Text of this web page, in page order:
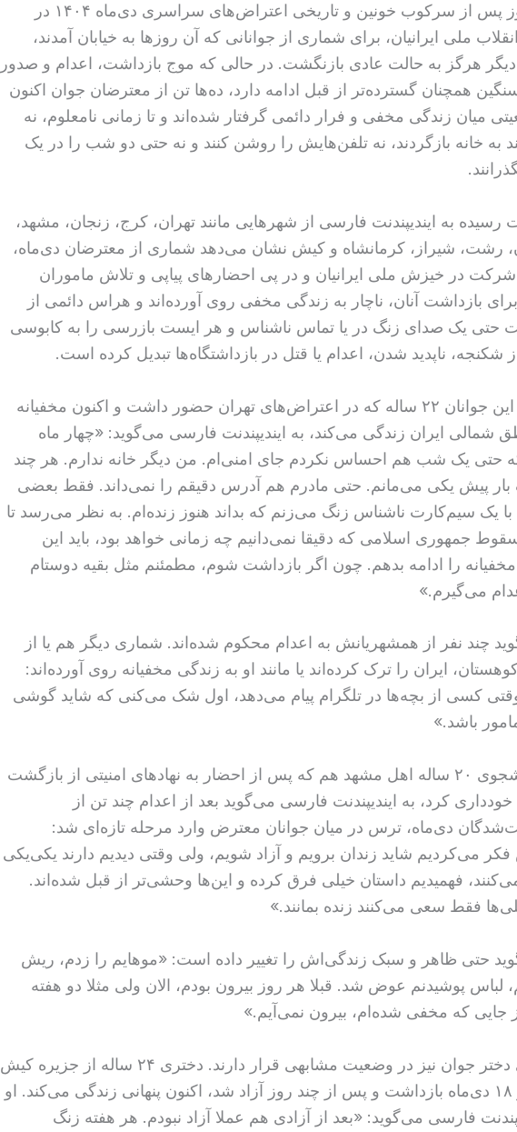
۱۱۷ روز پس از سرکوب خونین و تاریخی اعتراض‌های سراسری دی‌ماه ۱۴۰۴ در
ملی ایرانیان، برای شماری از جوانانی که آن روزها به خیابان آمدند،
هرگز به حالت عادی بازنگشت. در حالی‌ که موج بازداشت، اعدام و صدور
همچنان گسترده‌تر از قبل ادامه دارد، ده‌ها تن از معترضان جوان اکنون
میان زندگی مخفی و فرار دائمی گرفتار شده‌اند و تا زمانی نامعلوم، نه
به خانه‌ بازگردند، نه تلفن‌هایش را روشن کنند و نه حتی دو شب را در یک
رسیده به ایندیپندنت فارسی از شهرهایی مانند تهران، کرج، زنجان، مشهد،
رشت، شیراز، کرمانشاه و کیش نشان می‌دهد شماری از معترضان دی‌ماه،
در خیزش ملی ایرانیان و در پی احضارهای پیاپی و تلاش ماموران
برای بازداشت آنان، ناچار به زندگی مخفی روی آورده‌اند و هراس دائمی از
حتی یک صدای زنگ در یا تماس ناشناس و هر ایست بازرسی را به کابوسی
شکنجه، ناپدید شدن، اعدام یا قتل در بازداشتگاه‌ها تبدیل کرده است.
یکی از این جوانان ۲۲ ساله که در اعتراض‌های تهران حضور داشت و اکنون مخفیانه
شمالی ایران زندگی می‌کند، به ایندیپندنت فارسی می‌گوید: «چهار ماه
حتی یک شب هم احساس نکردم جای امنی‌ام. من دیگر خانه ندارم. هر چند
بار پیش یکی می‌مانم. حتی مادرم هم آدرس دقیقم را نمی‌داند. فقط بعضی
یک سیم‌کارت ناشناس زنگ می‌زنم که بداند هنوز زنده‌ام. به نظر می‌رسد تا
جمهوری اسلامی که دقیقا نمی‌دانیم چه زمانی خواهد بود، باید این
را ادامه بدهم. چون اگر بازداشت شوم، مطمئنم مثل بقیه دوستام
می‌گیرم.»
چند نفر از همشهریانش به اعدام محکوم شده‌اند. شماری دیگر هم یا از
ایران را ترک کرده‌اند یا مانند او به زندگی مخفیانه روی آورده‌اند:
کسی از بچه‌ها در تلگرام پیام می‌دهد، اول شک می‌کنی که شاید گوشی
باشد.»
یک دانشجوی ۲۰ ساله اهل مشهد هم که پس از احضار به نهادهای امنیتی از بازگشت
خودداری کرد، به ایندیپندنت فارسی می‌گوید بعد از اعدام چند تن از
دی‌ماه، ترس در میان جوانان معترض وارد مرحله تازه‌ای شد:
می‌کردیم شاید زندان برویم و آزاد شویم، ولی وقتی دیدیم دارند یکی‌یکی
فهمیدیم داستان خیلی فرق کرده و این‌ها وحشی‌تر از قبل شده‌اند.
فقط سعی می‌کنند زنده بمانند.»
حتی ظاهر و سبک زندگی‌اش را تغییر داده است: «موهایم را زدم، ریش
لباس پوشیدنم عوض شد. قبلا هر روز بیرون بودم، الان ولی مثلا دو هفته
جایی که مخفی شده‌ام، بیرون نمی‌‌آیم.»
شماری دختر جوان نیز در وضعیت مشابهی قرار دارند. دختری ۲۴ ساله از جزیره کیش
که روز ۱۸ دی‌ماه بازداشت و پس از چند روز آزاد شد، اکنون پنهانی زندگی می‌کند. او
فارسی می‌گوید: «بعد از آزادی هم عملا آزاد نبودم. هر هفته زنگ